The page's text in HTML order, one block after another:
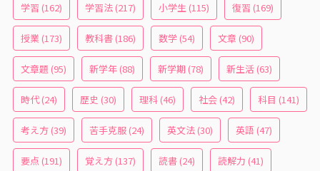
学習 (162) 学習法(217) 小学生(115) 復習 (169)
授業(173) 教科書(186) 数学(54) 文章 (90)
文章題 (95) 新学年(88) 新学期(78) 新生活(63)
時代(24) 歴史 (30) 理科(46) 社会(42) 科目 (141)
考え方(39) 苦手克服(24) 英文法(30) 英語 (47)
要点 (191) 覚え方(137) 読書(24) 読解力 (41)